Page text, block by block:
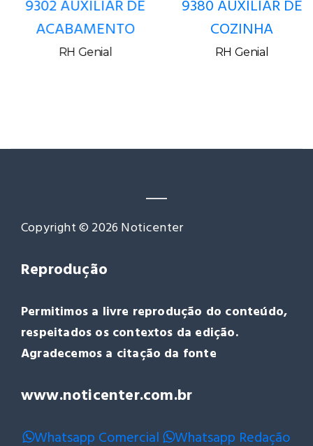
9302 AUXILIAR DE
ACABAMENTO
RH Genial
9380 AUXILIAR DE
COZINHA
RH Genial
Copyright © 2026 Noticenter
Reprodução
Permitimos a livre reprodução do conteúdo,
respeitados os contextos da edição.
Agradecemos a citação da fonte
www.noticenter.com.br
Whatsapp Comercial Whatsapp Redação